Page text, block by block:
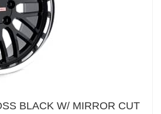
BLACK W/ MIRROR CUT